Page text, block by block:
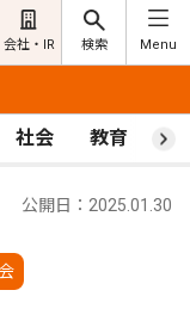
会社・IR 検索 Menu
社会 教育 ス
公開日：2025.01.30